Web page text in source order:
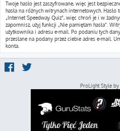
Twoje hasło jest zaszyfrowane, więc jest
hasła na różnych witrynach internetowych.
„Internet Speedway Quiz”, więc chroń je i w
zapomnisz, użyj funkcji „Nie pamiętam hasła”.
użytkownika i adresu e-mail. Po podaniu tych
przesłane na podany przez ciebie adres e-mail.
konta.
ProLight Style by